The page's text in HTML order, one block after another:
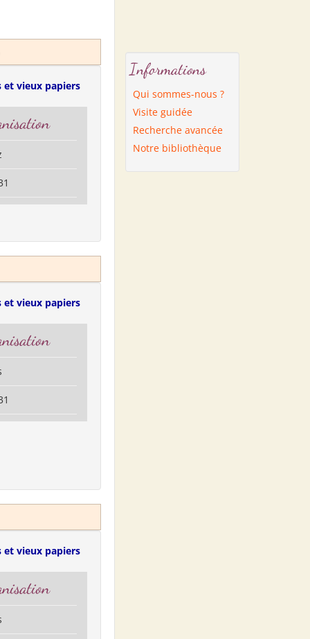
et vieux papiers
et vieux papiers
et vieux papiers
Informations
Qui sommes-nous ?
Visite guidée
Recherche avancée
Notre bibliothèque